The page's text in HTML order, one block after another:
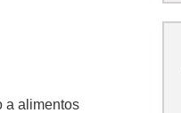
a alimentos